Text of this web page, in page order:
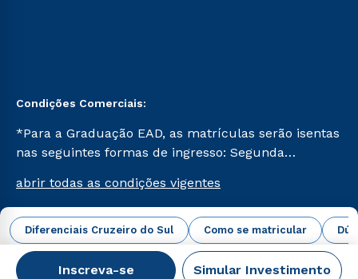
Diferenciais Cruzeiro do Sul Como se matricular
Inscreva-se Simular Investimento
Condições Comerciais:
*Para a Graduação EAD, as matrículas serão isentas
nas seguintes formas de ingresso: Segunda
Já para as demais, a taxa de matrícula será de R$
49. *Para a Pós-graduação EAD, as ofertas
mencionadas são referentes aos cursos: Ensino
Religioso, Geografia para a Docência e Metodologia
do Ensino de História: Questões Atuais.
abrir todas as condições vigentes
Campus Virtual Cruzeiro do Sul Educacional © 2026 -
Todos os direitos reservados.
CNPJ: 62.984.091/0001-02